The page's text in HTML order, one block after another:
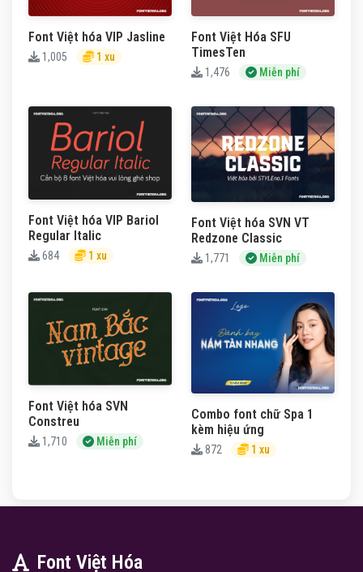
Font Việt hóa VIP Jasline
1,005 1 xu
Font Việt Hóa SFU
TimesTen
1,476 Miễn phí
Font Việt hóa VIP Bariol
Regular Italic
684 1 xu
Font Việt hóa SVN VT
Redzone Classic
1,771 Miễn phí
Font Việt hóa SVN
Constreu
1,710 Miễn phí
Combo font chữ Spa 1
kèm hiệu ứng
872 1 xu
Font Việt Hóa